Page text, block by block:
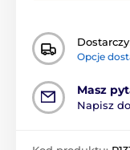
Opcje
Masz
Napisz